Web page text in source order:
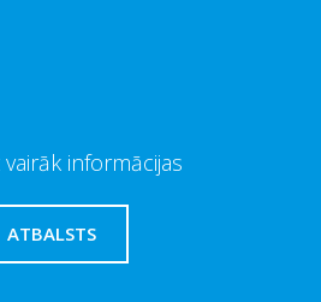
informācijas
ATBALSTS